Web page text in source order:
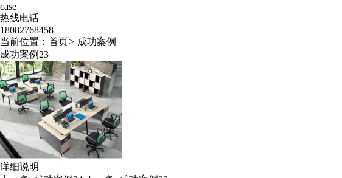
case
热线电话
18082768458
当前位置： 首页> 成功案例
成功案例23
详细说明